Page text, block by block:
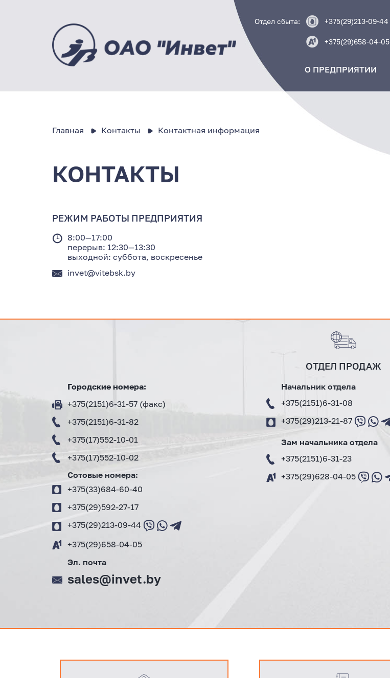
Отдел сбыта: +375(29)213-09-44
+375(29)658-04-05
О ПРЕДПРИЯТИИ
Главная Контакты Контактная информация
КОНТАКТЫ
РЕЖИМ РАБОТЫ ПРЕДПРИЯТИЯ
8:00—17:00
перерыв: 12:30—13:30
выходной: суббота, воскресенье
invet@vitebsk.by
ОТДЕЛ ПРОДАЖ
Городские номера:
+375(2151)6-31-57 (факс)
+375(2151)6-31-82
+375(17)552-10-01
+375(17)552-10-02
Сотовые номера:
+375(33)684-60-40
+375(29)592-27-17
+375(29)213-09-44
+375(29)658-04-05
Эл. почта
sales@invet.by
Начальник отдела
+375(2151)6-31-08
+375(29)213-21-87
Зам начальника отдела
+375(2151)6-31-23
+375(29)628-04-05